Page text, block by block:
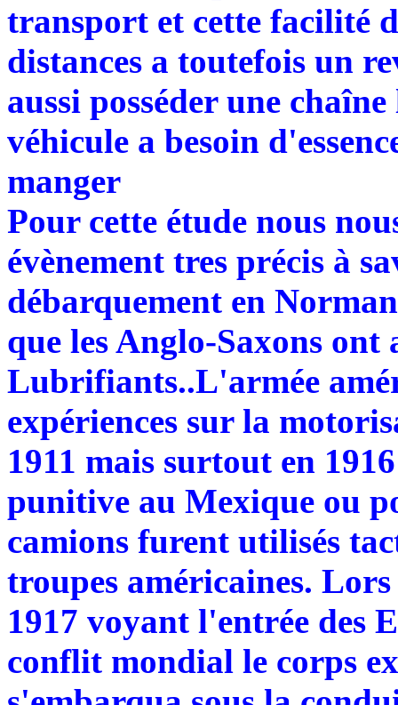
transport et cette facilité
distances a toutefois un
aussi posséder une
véhicule a besoin
manger
Pour cette étude nous
évènement tres précis à
débarquement en
que les Anglo-Saxons
Lubrifiants..L'armée
expériences sur la
1911 mais surtout en
punitive au Mexique ou
camions furent utilisés
troupes américaines.
1917 voyant l'entrée des
conflit mondial le corps